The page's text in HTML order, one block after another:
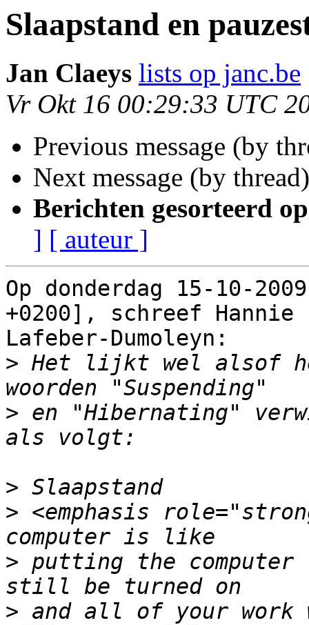
Slaapstand en
Jan Claeys lists op janc.be
Vr Okt 16 00:29:33 UTC
Previous message (by
Next message (by
Berichten gesorteerd
] [ auteur ]
Op donderdag 15-10-
+0200], schreef Hannie
Lafeber-Dumoleyn:
> Het lijkt wel alsof
> en "Hibernating"
>
> <emphasis
> putting the
> and all of your